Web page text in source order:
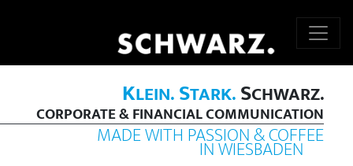
KLEIN.STARK.SCHWARZ.
CORPORATE & FINANCIAL COMMUNICATION
MADE WITH PASSION & COFFEE
IN WIESBADEN